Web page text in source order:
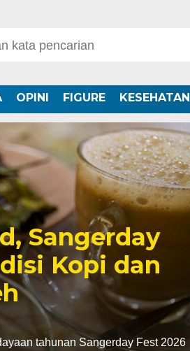
OPINI FIGURE KESEHATAN
Sangerday
Kopi dan
tahunan Sangerday Fest 2026